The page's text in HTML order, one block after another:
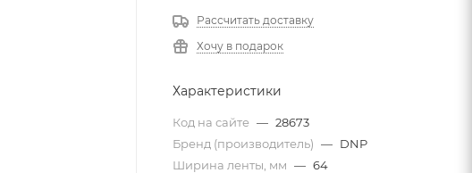
Рассчитать доставку
Хочу в подарок
Характеристики
Код на сайте — 28673
Бренд (производитель) — DNP
Ширина ленты, мм — 64